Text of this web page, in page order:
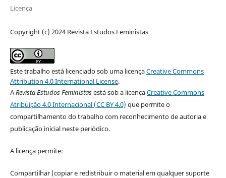
Licença
Copyright (c) 2024 Revista Estudos Feministas
Este trabalho está licenciado sob uma licençaCreative Commons
Attribution 4.0 International License.
ARevista Estudos Feministasestá sob a licençaCreative Commons
Atribuição 4.0 Internacional (CC BY 4.0) que permite o
compartilhamento do trabalho com reconhecimento de autoria e
publicação inicial neste periódico.
A licença permite:
Compartilhar (copiar e redistribuir o material em qualquer suporte